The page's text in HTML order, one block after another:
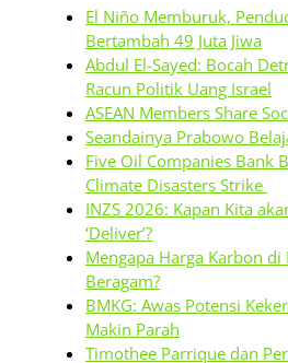
El Niño Memburuk,
Bertambah 49 Juta Jiwa
Abdul El-Sayed: Bocah
Racun Politik Uang Israel
ASEAN Members Share
Seandainya Prabowo
Five Oil Companies Bank
Climate Disasters Strike
INZS 2026: Kapan Kita
‘Deliver’?
Mengapa Harga Karbon di
Beragam?
BMKG: Awas Potensi
Makin Parah
Timothee Parrique dan